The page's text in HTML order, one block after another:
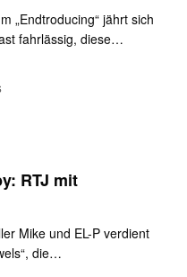
„Endtroducing“ jährt sich
fahrlässig, diese…
RTJ mit
Mike und EL-P verdient
die…